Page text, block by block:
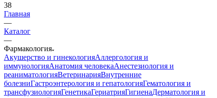
38
Главная
—
Каталог
—
Фармакология
Акушерство и гинекологияАллергология и
иммунологияАнатомия человекаАнестезиология и
реаниматологияВетеринарияВнутренние
болезниГастроэнтерология и гепатологияГематология и
трансфузиологияГенетикаГериатрияГигиенаДерматология и